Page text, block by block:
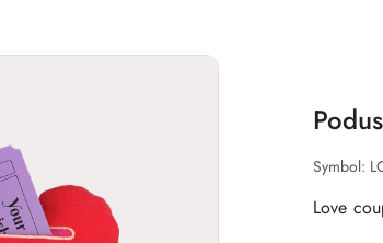
Symbol:
Love